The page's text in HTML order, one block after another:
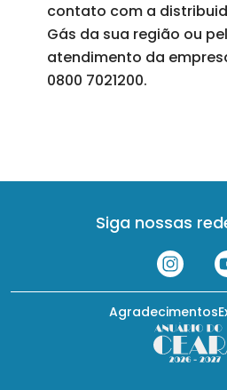
contato com a
Gás da sua região ou
atendimento da
0800 7021200.
Siga nossas
Agradecimentos